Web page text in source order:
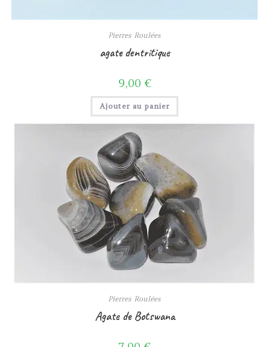
Pierres Roulées
agate dentritique
9,00 €
Ajouter au panier
Pierres Roulées
Agate de Botswana